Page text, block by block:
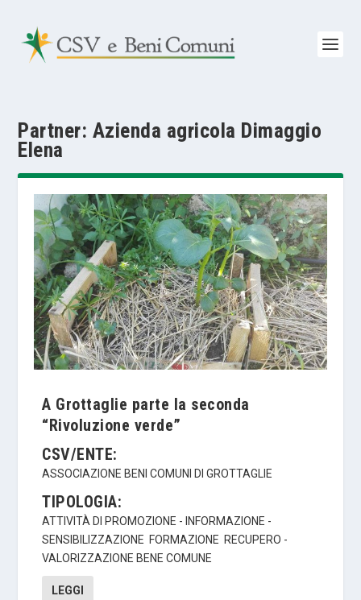
Partner: Azienda agricola Dimaggio
Elena
A Grottaglie parte la seconda
“Rivoluzione verde”
CSV/ENTE:
ASSOCIAZIONE BENI COMUNI DI GROTTAGLIE
TIPOLOGIA:
ATTIVITÀ DI PROMOZIONE - INFORMAZIONE -
SENSIBILIZZAZIONE FORMAZIONE RECUPERO -
VALORIZZAZIONE BENE COMUNE
LEGGI